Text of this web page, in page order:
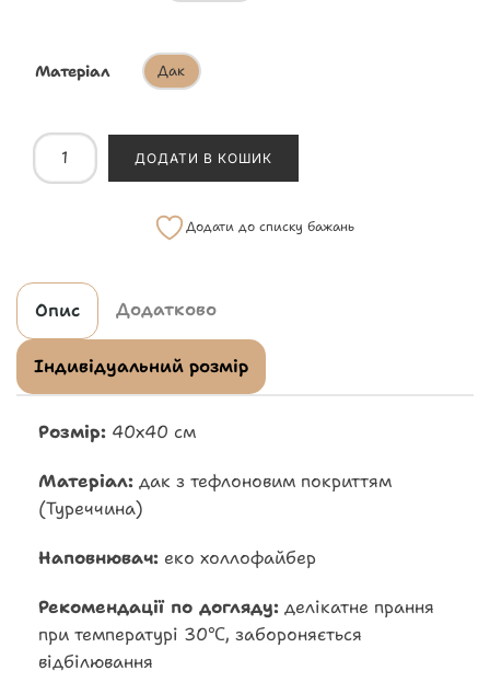
Матеріал Дак
ДОДАТИ В КОШИК
Додати до списку бажань
Опис Додатково
Індивідуальний розмір
Розмір: 40х40 см
Матеріал: дак з тефлоновим покриттям
(Туреччина)
Наповнювач: еко холлофайбер
Рекомендації по догляду: делікатне прання
при температурі 30℃, забороняється
відбілювання